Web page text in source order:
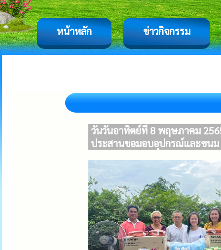
หน้าหลัก ข่าวกิจกรรม
วันวันอาทิตย์ที่ 8 พฤษภาคม
ประสานขอมอบอุปกรณ์และขนม